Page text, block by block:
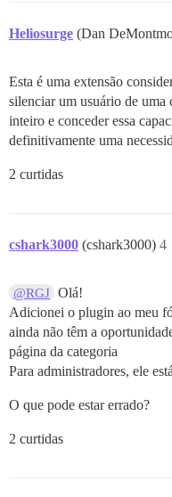
Heliosurge (Dan
Esta é uma extensão
silenciar um usuário de uma
inteiro e conceder essa
definitivamente uma
2 curtidas
cshark3000 (cshark3000) 4
@RGJ Olá!
Adicionei o plugin ao meu
ainda não têm a
página da categoria
Para administradores, ele
O que pode estar errado?
2 curtidas